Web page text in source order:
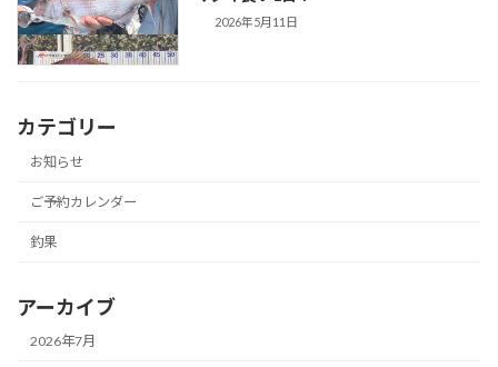
2026年5月11日
カテゴリー
お知らせ
ご予約カレンダー
釣果
アーカイブ
2026年7月